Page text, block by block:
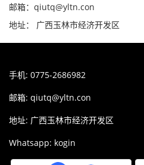
邮箱：qiutq@yltn.con
地址： 广西玉林市经济开发区
手机: 0775-2686982
邮箱: qiutq@yltn.con
地址: 广西玉林市经济开发区
Whatsapp: kogin